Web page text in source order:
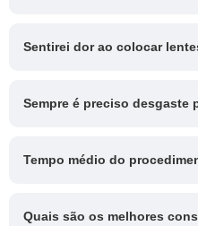
Sentirei dor ao colocar
Sempre é preciso desgaste
Tempo médio do
Quais são os melhores